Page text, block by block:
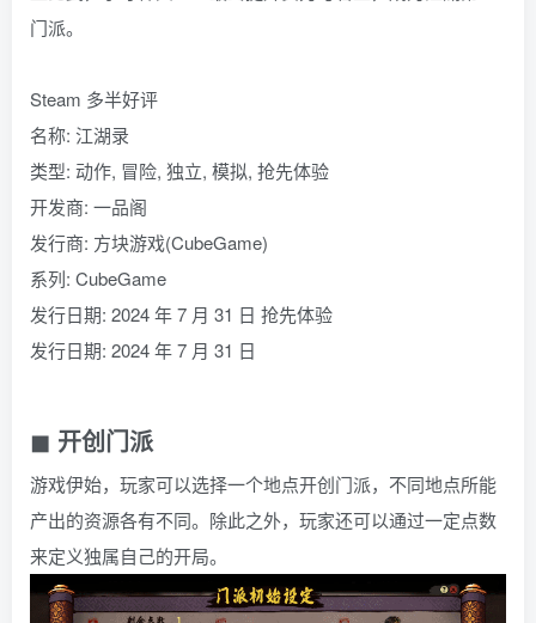
门派。
Steam 多半好评
名称: 江湖录
类型: 动作, 冒险, 独立, 模拟, 抢先体验
开发商: 一品阁
发行商: 方块游戏(CubeGame)
系列: CubeGame
发行日期: 2024 年 7 月 31 日 抢先体验
发行日期: 2024 年 7 月 31 日
◼ 开创门派
游戏伊始，玩家可以选择一个地点开创门派，不同地点所能
产出的资源各有不同。除此之外，玩家还可以通过一定点数
来定义独属自己的开局。